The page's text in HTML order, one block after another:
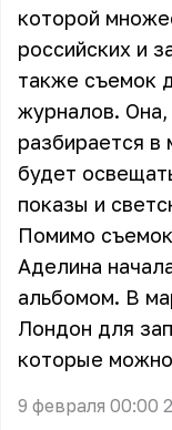
которой
российских и
также съемок
журналов. Она,
разбирается
будет
показы и
Помимо
Аделина
альбомом. В
Лондон для
которые
9 февраля 00:00